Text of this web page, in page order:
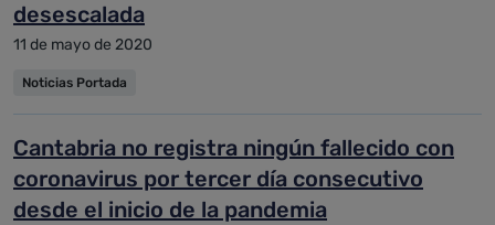
desescalada
11 de mayo de 2020
Noticias Portada
Cantabria no registra ningún fallecido con
coronavirus por tercer día consecutivo
desde el inicio de la pandemia